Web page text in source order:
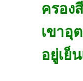
ครอง
เขาอุ
อยู่เย็